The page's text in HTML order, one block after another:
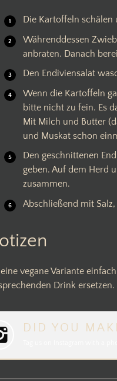
Die Kartoffeln schälen
Währenddessen
anbraten. Danach
Den Endiviensalat
Wenn die Kartoffeln
bitte nicht zu fein. Es
Mit Milch und Butter
und Muskat schon
Den geschnittenen
geben. Auf dem Herd
zusammen.
Abschließend mit
eine vegane Variante
Drink ersetzen.
DID YOU